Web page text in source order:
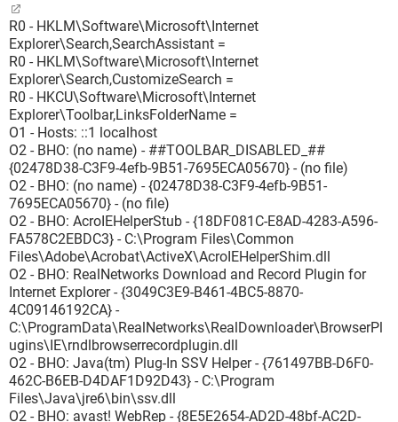
R0 - HKLM\Software\Microsoft\Internet
Explorer\Search,SearchAssistant =
R0 - HKLM\Software\Microsoft\Internet
Explorer\Search,CustomizeSearch =
R0 - HKCU\Software\Microsoft\Internet
Explorer\Toolbar,LinksFolderName =
O1 - Hosts: ::1 localhost
O2 - BHO: (no name) - ##TOOLBAR_DISABLED_##
{02478D38-C3F9-4efb-9B51-7695ECA05670} - (no file)
O2 - BHO: (no name) - {02478D38-C3F9-4efb-9B51-
7695ECA05670} - (no file)
O2 - BHO: AcroIEHelperStub - {18DF081C-E8AD-4283-A596-
FA578C2EBDC3} - C:\Program Files\Common
Files\Adobe\Acrobat\ActiveX\AcroIEHelperShim.dll
O2 - BHO: RealNetworks Download and Record Plugin for
Internet Explorer - {3049C3E9-B461-4BC5-8870-
4C09146192CA} -
C:\ProgramData\RealNetworks\RealDownloader\BrowserPl
ugins\IE\rndlbrowserrecordplugin.dll
O2 - BHO: Java(tm) Plug-In SSV Helper - {761497BB-D6F0-
462C-B6EB-D4DAF1D92D43} - C:\Program
Files\Java\jre6\bin\ssv.dll
O2 - BHO: avast! WebRep - {8E5E2654-AD2D-48bf-AC2D-